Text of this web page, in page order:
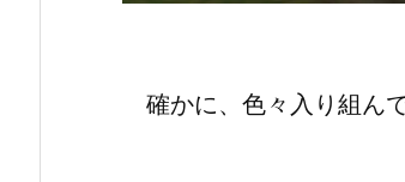
確かに、色々入り組ん